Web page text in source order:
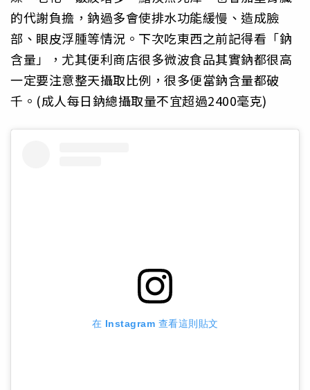
的代謝負擔，鈉過多會使排水功能緩慢、造成臉
部、眼皮浮腫等情況。下次吃東西之前記得看「鈉
含量」，尤其便利商店很多微波食品其實鈉都很高
一定要注意整天攝取比例，很多便當鈉含量都破
千。(成人每日鈉總攝取量不宜超過2400毫克)
在 Instagram 查看這則貼文